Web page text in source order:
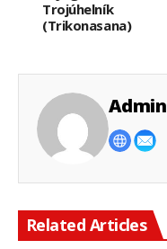
Trojúhelník
(Trikonasana)
Admin
Related Articles